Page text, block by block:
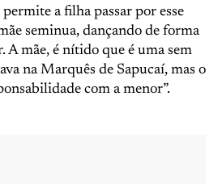
a filha passar por esse
seminua, dançando de forma
A mãe, é nítido que é uma sem
na Marquês de Sapucaí, mas o
com a menor”.